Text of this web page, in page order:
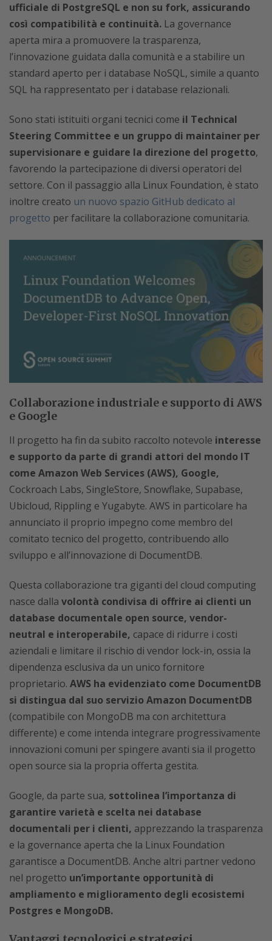
ufficiale di PostgreSQL e non su fork, assicurando
così compatibilità e continuità. La governance
aperta mira a promuovere la trasparenza,
l’innovazione guidata dalla comunità e a stabilire un
standard aperto per i database NoSQL, simile a quanto
SQL ha rappresentato per i database relazionali.
Sono stati istituiti organi tecnici come il Technical
Steering Committee e un gruppo di maintainer per
supervisionare e guidare la direzione del progetto,
favorendo la partecipazione di diversi operatori del
settore. Con il passaggio alla Linux Foundation, è stato
inoltre creato un nuovo spazio GitHub dedicato al
progetto per facilitare la collaborazione comunitaria.
Collaborazione industriale e supporto di AWS
e Google
Il progetto ha fin da subito raccolto notevole interesse
e supporto da parte di grandi attori del mondo IT
come Amazon Web Services (AWS), Google,
Cockroach Labs, SingleStore, Snowflake, Supabase,
Ubicloud, Rippling e Yugabyte. AWS in particolare ha
annunciato il proprio impegno come membro del
comitato tecnico del progetto, contribuendo allo
sviluppo e all’innovazione di DocumentDB.
Questa collaborazione tra giganti del cloud computing
nasce dalla volontà condivisa di offrire ai clienti un
database documentale open source, vendor-
neutral e interoperabile, capace di ridurre i costi
aziendali e limitare il rischio di vendor lock-in, ossia la
dipendenza esclusiva da un unico fornitore
proprietario. AWS ha evidenziato come DocumentDB
si distingua dal suo servizio Amazon DocumentDB
(compatibile con MongoDB ma con architettura
differente) e come intenda integrare progressivamente
innovazioni comuni per spingere avanti sia il progetto
open source sia la propria offerta gestita.
Google, da parte sua, sottolinea l’importanza di
garantire varietà e scelta nei database
documentali per i clienti, apprezzando la trasparenza
e la governance aperta che la Linux Foundation
garantisce a DocumentDB. Anche altri partner vedono
nel progetto un’importante opportunità di
ampliamento e miglioramento degli ecosistemi
Postgres e MongoDB.